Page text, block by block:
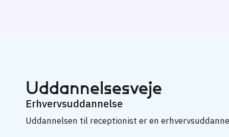
Uddannelsesveje
Erhvervsuddannelse
Uddannelsen til receptionist er en